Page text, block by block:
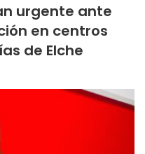
urgente ante
en centros
de Elche